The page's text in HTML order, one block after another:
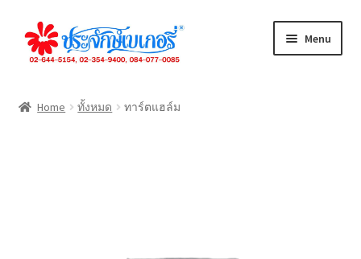
Skip
to
Skip
to
Menu
Home ทั้งหมด ทาร์ตแฮล์ม